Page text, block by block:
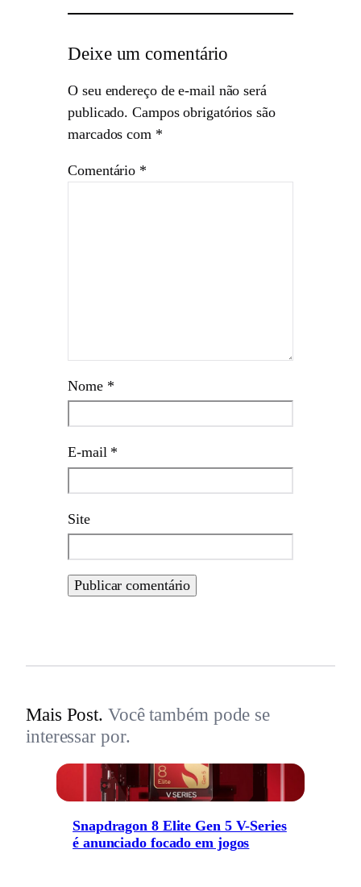
Deixe um comentário
O seu endereço de e-mail não será
publicado. Campos obrigatórios são
marcados com *
Comentário *
Nome *
E-mail *
Site
Mais Post. Você também pode se
interessar por.
Snapdragon 8 Elite Gen 5 V-Series
é anunciado focado em jogos